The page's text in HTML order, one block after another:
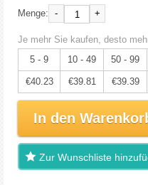
Menge: - +
Je mehr Sie kaufen, desto
5 - 9
10 - 49 50 - 99
€40.23 €39.81 €39.39
In den
Zur Wunschliste